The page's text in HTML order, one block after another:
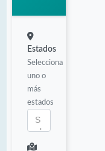
Estados
Selecciona
uno o
más
estados